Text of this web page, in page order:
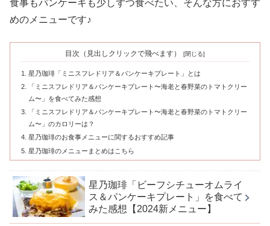
食事もパンケーキも少しずつ食べたい、そんな方におすす
めのメニューです♪
目次（見出しクリックで飛べます）
星乃珈琲「ミニスフレドリア＆パンケーキプレート」とは
「ミニスフレドリア＆パンケーキプレート〜海老と春野菜のトマトクリー
ム〜」を食べてみた感想
「ミニスフレドリア＆パンケーキプレート〜海老と春野菜のトマトクリー
ム〜」のカロリーは？
星乃珈琲のお食事メニューに関するおすすめ記事
星乃珈琲のメニューまとめはこちら
星乃珈琲「ビーフシチューオムライ
ス＆パンケーキプレート」を食べて
みた感想【2024新メニュー】